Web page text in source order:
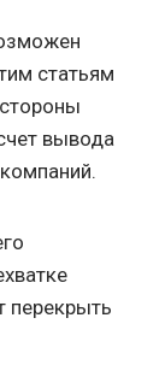
статьям
вывода
перекрыть